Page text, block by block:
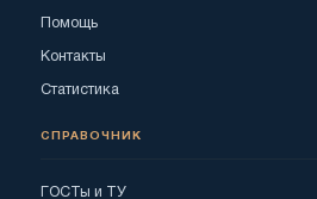
Помощь
Контакты
Статистика
СПРАВОЧНИК
ГОСТы и ТУ